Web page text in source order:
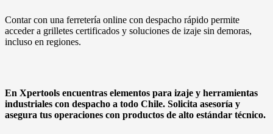
Contar con una ferretería online con despacho rápido permite
acceder a grilletes certificados y soluciones de izaje sin demoras,
incluso en regiones.
En Xpertools encuentras elementos para izaje y herramientas
industriales con despacho a todo Chile. Solicita asesoría y
asegura tus operaciones con productos de alto estándar técnico.